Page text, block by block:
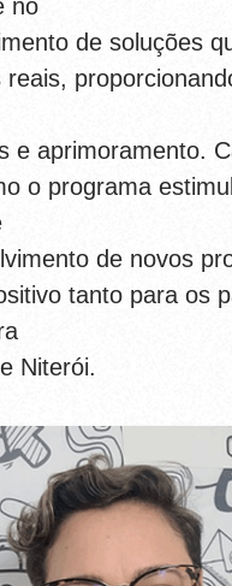
no
de soluções
reais,
e aprimoramento.
o programa
de novos
tanto para os
Niterói.